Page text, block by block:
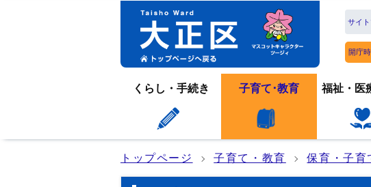
サイ
開庁
くらし・手続き 子育て･教育 福祉・医
トップページ 子育て・教育 保育・子育